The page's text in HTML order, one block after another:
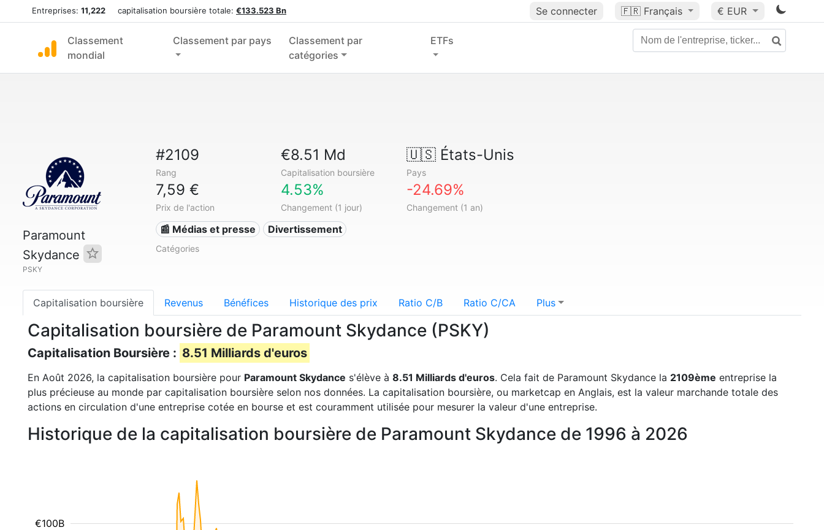
Entreprises: 11,222 capitalisation boursière totale: €133.523 Bn Se connecter 🇫🇷 Français € EUR
Classement
mondial
Classement par pays
Classement par
catégories
ETFs
Paramount
Skydance
PSKY
#2109
Rang
€8.51 Md
Capitalisation boursière
🇺🇸États-Unis
Pays
7,59 €
Prix de l'action
4.53%
Changement (1 jour)
-24.69%
Changement (1 an)
📰 Médias et presse Divertissement
Catégories
Capitalisation boursière Revenus Bénéfices Historique des prix Ratio C/B Ratio C/CA Plus
Capitalisation boursière de Paramount Skydance (PSKY)
Capitalisation Boursière : 8.51 Milliards d'euros
En Août 2026, la capitalisation boursière pour Paramount Skydance s'élève à 8.51 Milliards d'euros. Cela fait de Paramount Skydance la 2109ème entreprise la
plus précieuse au monde par capitalisation boursière selon nos données. La capitalisation boursière, ou marketcap en Anglais, est la valeur marchande totale des
actions en circulation d'une entreprise cotée en bourse et est couramment utilisée pour mesurer la valeur d'une entreprise.
Historique de la capitalisation boursière de Paramount Skydance de 1996 à 2026
€100B